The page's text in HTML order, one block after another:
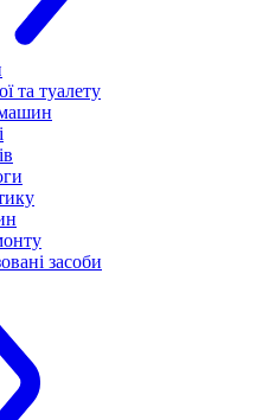
та туалету
засоби